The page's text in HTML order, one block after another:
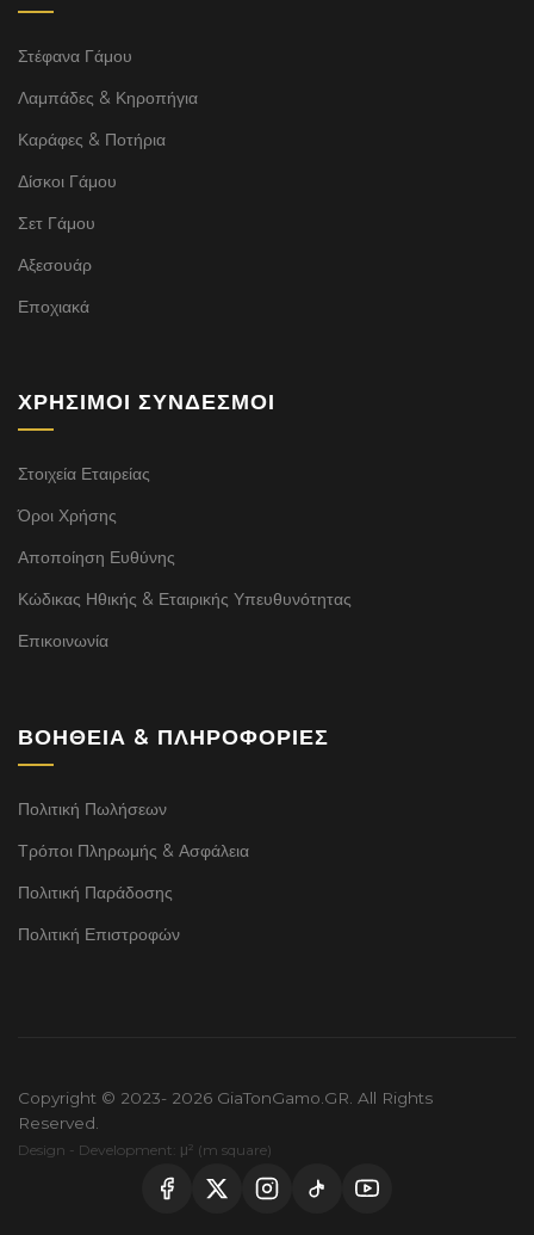
Στέφανα Γάμου
Λαμπάδες & Κηροπήγια
Καράφες & Ποτήρια
Δίσκοι Γάμου
Σετ Γάμου
Αξεσουάρ
Εποχιακά
ΧΡΉΣΙΜΟΙ ΣΎΝΔΕΣΜΟΙ
Στοιχεία Εταιρείας
Όροι Χρήσης
Αποποίηση Ευθύνης
Κώδικας Ηθικής & Εταιρικής Υπευθυνότητας
Επικοινωνία
ΒΟΉΘΕΙΑ & ΠΛΗΡΟΦΟΡΊΕΣ
Πολιτική Πωλήσεων
Τρόποι Πληρωμής & Ασφάλεια
Πολιτική Παράδοσης
Πολιτική Επιστροφών
Copyright © 2023- 2026 GiaTonGamo.GR. All Rights
Reserved.
Design - Development: μ² (m square)